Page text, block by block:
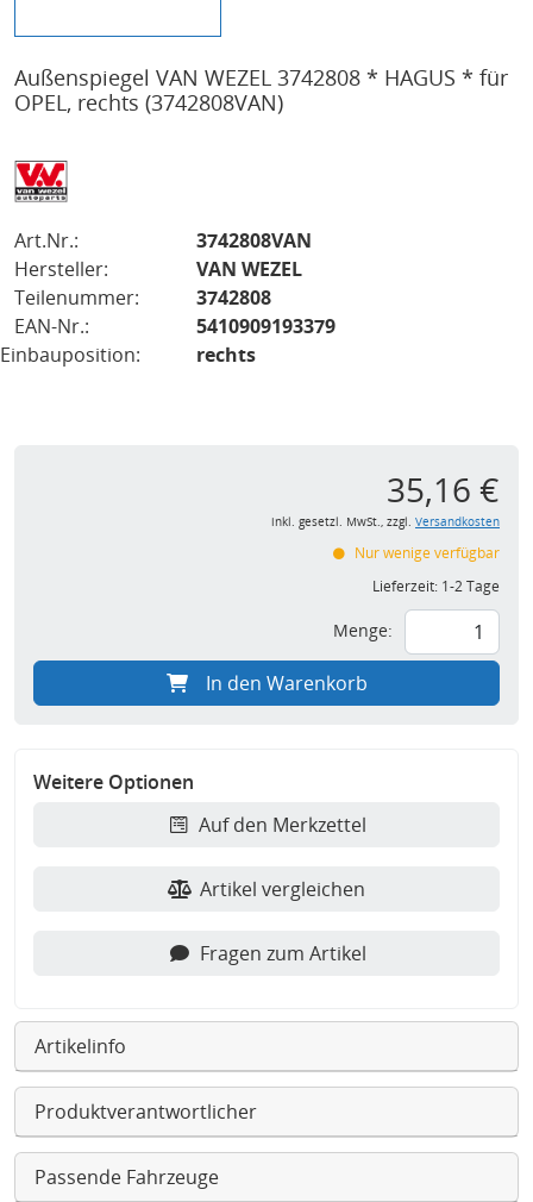
Außenspiegel VAN WEZEL 3742808 * HAGUS * für
OPEL, rechts (3742808VAN)
Art.Nr.:
3742808VAN
Hersteller:
VAN WEZEL
Teilenummer:
3742808
EAN-Nr.:
5410909193379
Einbauposition:
rechts
35,16 €
inkl. gesetzl. MwSt., zzgl. Versandkosten
Nur wenige verfügbar
Lieferzeit: 1-2 Tage
Menge:
In den Warenkorb
Weitere Optionen
Auf den Merkzettel
Artikel vergleichen
Fragen zum Artikel
Artikelinfo
Produktverantwortlicher
Passende Fahrzeuge